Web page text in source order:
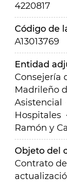
4220817
Código de
A13013769
Entidad
Consejería
Madrileño
Asistencial
Hospitales
Ramón y
Objeto del
Contrato